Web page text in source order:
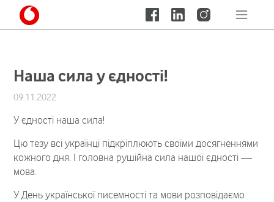
Наша сила у єдності!
09.11.2022
У єдності наша сила!
Цю тезу всі українці підкріплюють своїми досягненнями
кожного дня. І головна рушійна сила нашої єдності —
мова.
У День української писемності та мови розповідаємо